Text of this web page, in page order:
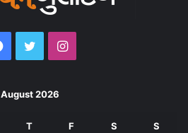
Facebook
TwitterInstagram
August 2026
T F S S